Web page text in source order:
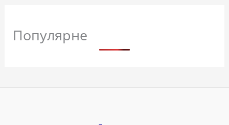
Популярне